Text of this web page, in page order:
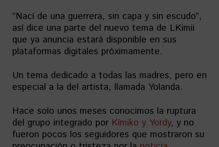
“Nací de una guerrera, sin capa y sin escudo”,
así dice una parte del nuevo tema de LKimii
que ya anuncia estará disponible en sus
plataformas digitales próximamente.
Un tema dedicado a todas las madres, pero en
especial a la del artista, llamada Yolanda.
Hace solo unos meses conocimos la ruptura
del grupo integrado por Kímiko y Yordy, y no
fueron pocos los seguidores que mostraron su